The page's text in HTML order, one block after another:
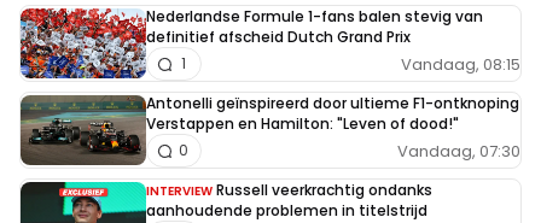
Nederlandse Formule 1-fans balen stevig van
definitief afscheid Dutch Grand Prix
Vandaag, 08:15
1
Antonelli geïnspireerd door ultieme F1-ontknoping
Verstappen en Hamilton: "Leven of dood!"
Vandaag, 07:30
0
INTERVIEW Russell veerkrachtig ondanks
aanhoudende problemen in titelstrijd